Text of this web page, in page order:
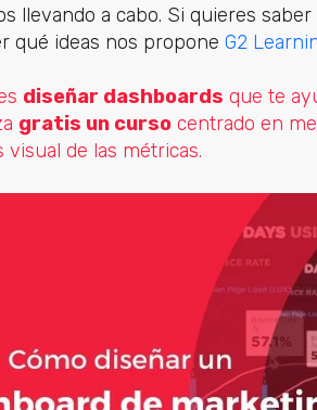
llevando a cabo. Si quieres
qué ideas nos propone G2
diseñar dashboards que te
gratis un curso centrado en
visual de las métricas.